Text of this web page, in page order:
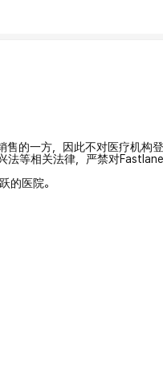
的一方，因此不对医疗机构
法等相关法律，严禁对
的医院。